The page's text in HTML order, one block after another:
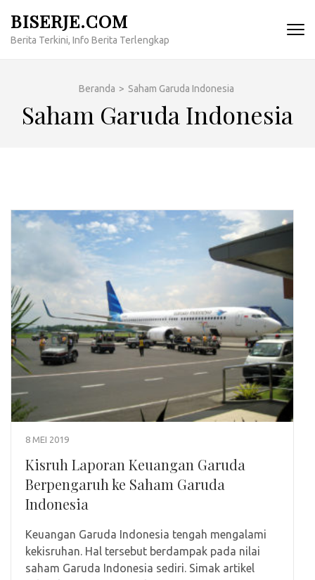
konten
BISERJE.COM
Berita Terkini, Info Berita Terlengkap
Beranda > Saham Garuda Indonesia
Saham Garuda Indonesia
8 MEI 2019
Kisruh Laporan Keuangan Garuda
Berpengaruh ke Saham Garuda
Indonesia
Keuangan Garuda Indonesia tengah mengalami
kekisruhan. Hal tersebut berdampak pada nilai
saham Garuda Indonesia sediri. Simak artikel